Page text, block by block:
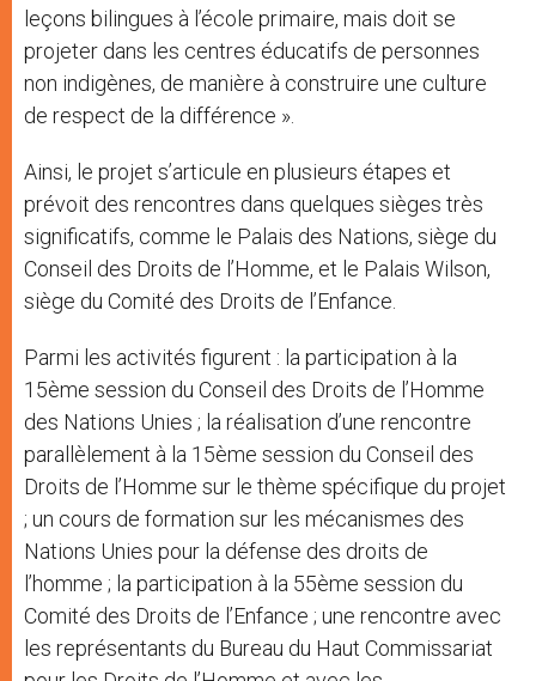
leçons bilingues à l’école primaire, mais doit se
projeter dans les centres éducatifs de personnes
non indigènes, de manière à construire une culture
de respect de la différence ».
Ainsi, le projet s’articule en plusieurs étapes et
prévoit des rencontres dans quelques sièges très
significatifs, comme le Palais des Nations, siège du
Conseil des Droits de l’Homme, et le Palais Wilson,
siège du Comité des Droits de l’Enfance.
Parmi les activités figurent : la participation à la
15ème session du Conseil des Droits de l’Homme
des Nations Unies ; la réalisation d’une rencontre
parallèlement à la 15ème session du Conseil des
Droits de l’Homme sur le thème spécifique du projet
; un cours de formation sur les mécanismes des
Nations Unies pour la défense des droits de
l’homme ; la participation à la 55ème session du
Comité des Droits de l’Enfance ; une rencontre avec
les représentants du Bureau du Haut Commissariat